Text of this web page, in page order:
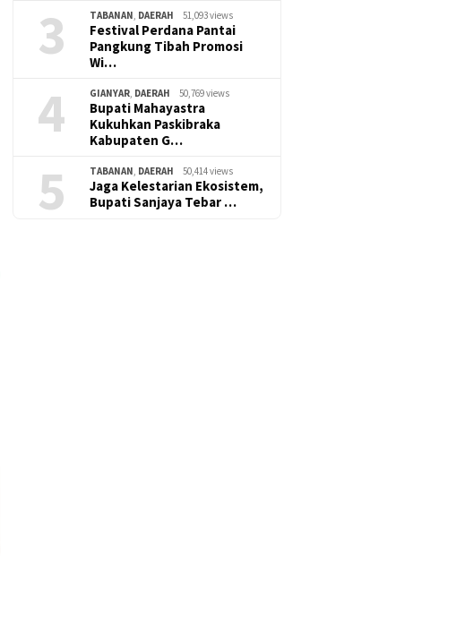
3 TABANAN, DAERAH 51,093 views
Festival Perdana Pantai
Pangkung Tibah Promosi
Wi…
4 GIANYAR, DAERAH 50,769 views
Bupati Mahayastra
Kukuhkan Paskibraka
Kabupaten G…
5 TABANAN, DAERAH 50,414 views
Jaga Kelestarian Ekosistem,
Bupati Sanjaya Tebar …